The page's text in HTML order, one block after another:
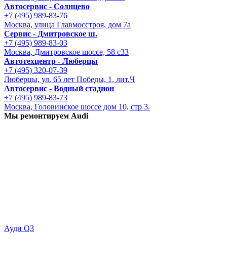
Автосервис - Солнцево
+7 (495) 989-83-76
Москва, улица Главмосстроя, дом 7а
Сервис - Дмитровское ш.
+7 (495) 989-83-03
Москва, Дмитровское шоссе, 58 с33
Автотехцентр - Люберцы
+7 (495) 320-07-39
Люберцы, ул. 65 лет Победы, 1, лит.Ч
Автосервис - Водный стадион
+7 (495) 989-83-73
Москва, Головинское шоссе дом 10, стр 3.
Мы ремонтируем Audi
Ауди Q3